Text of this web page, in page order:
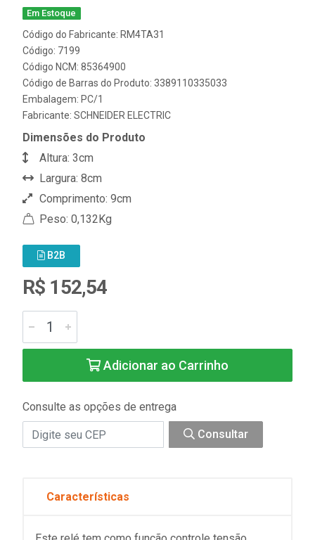
Em Estoque
Código do Fabricante: RM4TA31
Código: 7199
Código NCM: 85364900
Código de Barras do Produto: 3389110335033
Embalagem: PC/1
Fabricante: SCHNEIDER ELECTRIC
Dimensões do Produto
Altura: 3cm
Largura: 8cm
Comprimento: 9cm
Peso: 0,132Kg
B2B
R$ 152,54
Adicionar ao Carrinho
Consulte as opções de entrega
Consultar
Características